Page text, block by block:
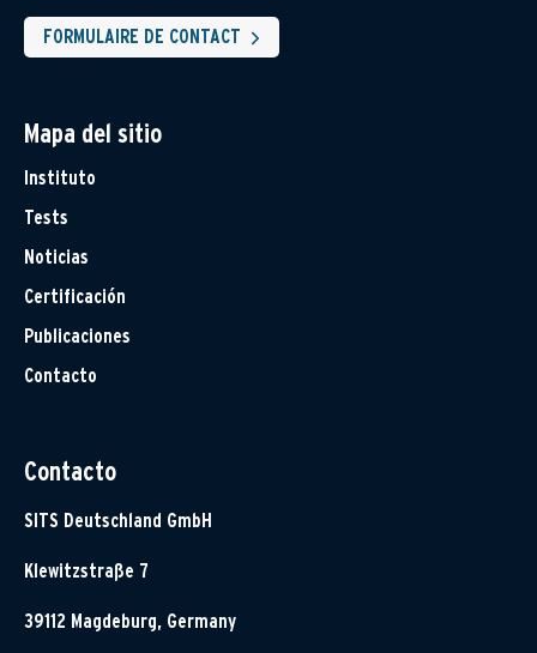
FORMULAIRE DE CONTACT
Mapa del sitio
Instituto
Tests
Noticias
Certificación
Publicaciones
Contacto
Contacto
SITS Deutschland GmbH
Klewitzstraße 7
39112 Magdeburg, Germany